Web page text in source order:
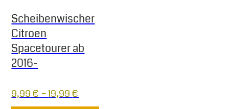
Scheibenwischer
Citroen
Spacetourer ab
2016-
9,99€ –19,99€